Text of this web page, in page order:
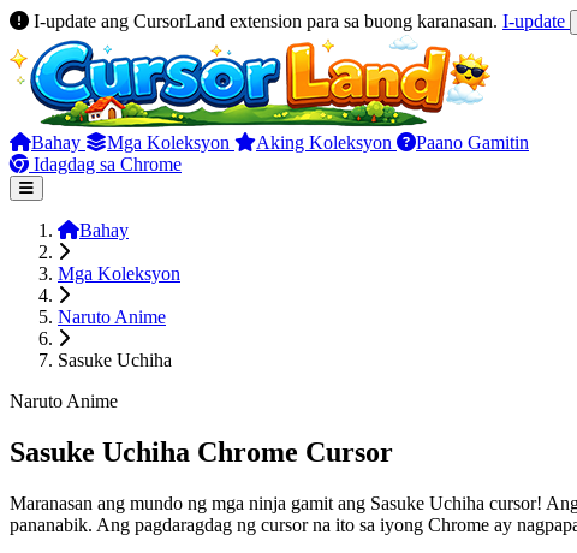
I-update ang CursorLand extension para sa buong karanasan. I-update
Bahay Mga Koleksyon Aking Koleksyon
Paano Gamitin
Idagdag sa Chrome
Bahay
Mga Koleksyon
Naruto Anime
Sasuke Uchiha
Naruto Anime
Sasuke Uchiha Chrome Cursor
Maranasan ang mundo ng mga ninja gamit ang Sasuke Uchiha cursor!
pananabik. Ang pagdaragdag ng cursor na ito sa iyong Chrome ay